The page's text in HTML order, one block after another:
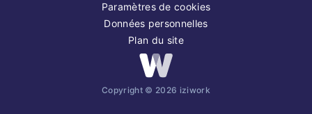
Paramètres de cookies
Données personnelles
Plan du site
Copyright © 2026 iziwork